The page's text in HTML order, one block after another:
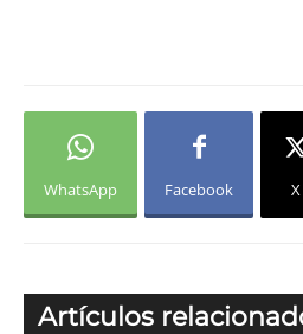
WhatsApp Facebook X
Artículos